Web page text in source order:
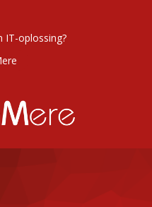
IT-oplossing?